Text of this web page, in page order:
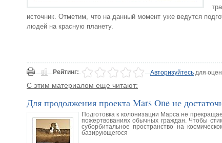
источник. Отметим, что на данный момент уже ведутся
людей на красную планету.
Рейтинг: Авторизуйтесьдля
С этим материалом еще читают:
Для продолжения проекта Mars One не
Подготовка к колонизации Марса не
пожертвованиях обычных граждан. Чтобы
суборбитальное пространство на
базирующегося